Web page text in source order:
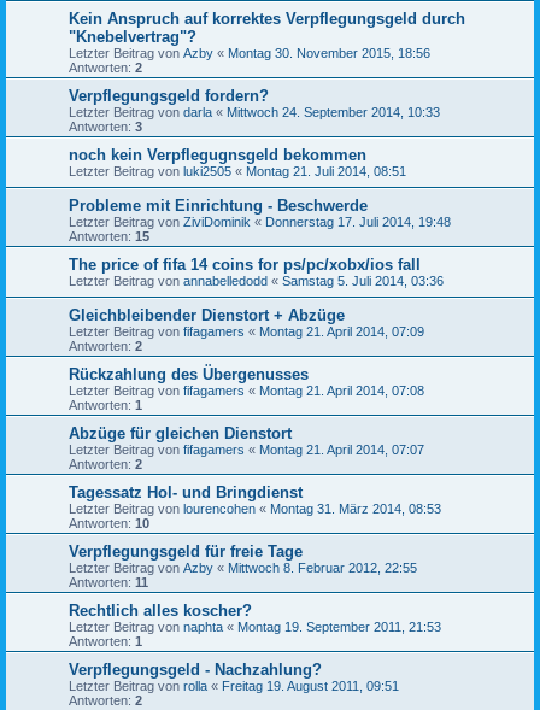
Kein Anspruch auf korrektes Verpflegungsgeld durch
"Knebelvertrag"?
Letzter Beitrag von Azby « Montag 30. November 2015, 18:56
Antworten: 2
Verpflegungsgeld fordern?
Letzter Beitrag von darla « Mittwoch 24. September 2014, 10:33
Antworten: 3
noch kein Verpflegugnsgeld bekommen
Letzter Beitrag von luki2505 « Montag 21. Juli 2014, 08:51
Probleme mit Einrichtung - Beschwerde
Letzter Beitrag von ZiviDominik « Donnerstag 17. Juli 2014, 19:48
Antworten: 15
The price of fifa 14 coins for ps/pc/xobx/ios fall
Letzter Beitrag von annabelledodd « Samstag 5. Juli 2014, 03:36
Gleichbleibender Dienstort + Abzüge
Letzter Beitrag von fifagamers « Montag 21. April 2014, 07:09
Antworten: 2
Rückzahlung des Übergenusses
Letzter Beitrag von fifagamers « Montag 21. April 2014, 07:08
Antworten: 1
Abzüge für gleichen Dienstort
Letzter Beitrag von fifagamers « Montag 21. April 2014, 07:07
Antworten: 2
Tagessatz Hol- und Bringdienst
Letzter Beitrag von lourencohen « Montag 31. März 2014, 08:53
Antworten: 10
Verpflegungsgeld für freie Tage
Letzter Beitrag von Azby « Mittwoch 8. Februar 2012, 22:55
Antworten: 11
Rechtlich alles koscher?
Letzter Beitrag von naphta « Montag 19. September 2011, 21:53
Antworten: 1
Verpflegungsgeld - Nachzahlung?
Letzter Beitrag von rolla « Freitag 19. August 2011, 09:51
Antworten: 2